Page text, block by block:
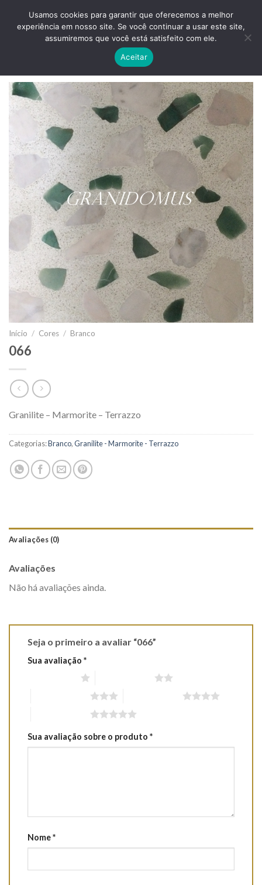
0
Início / Cores / Branco
066
Granilite – Marmorite – Terrazzo
Categorias:Branco,Granilite - Marmorite - Terrazzo
Avaliações (0)
Avaliações
Não há avaliações ainda.
Seja o primeiro a avaliar “066”
Sua avaliação *
Sua avaliação sobre o produto *
Nome*
Usamos cookies para garantir que oferecemos a melhor
experiência em nosso site. Se você continuar a usar este site,
assumiremos que você está satisfeito com ele.
Aceitar